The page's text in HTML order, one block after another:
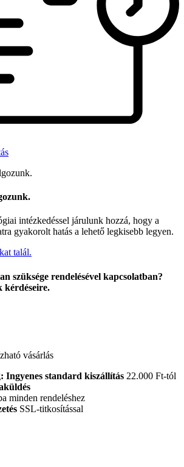
intézkedéssel járulunk hozzá, hogy a
gyakorolt hatás a lehető legkisebb legyen.
talál.
szüksége rendelésével kapcsolatban?
kérdéseire.
vásárlás
Ingyenes standard kiszállítás 22.000 Ft-tól
minden rendeléshez
SSL-titkosítással